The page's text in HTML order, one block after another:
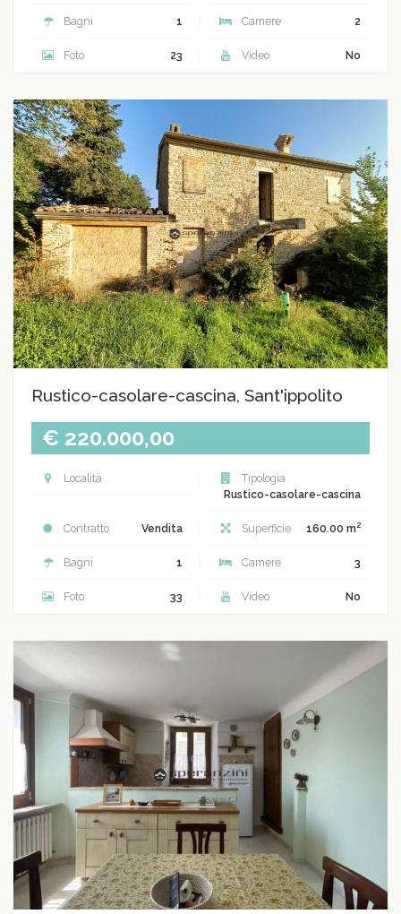
Bagni 1 Camere 2
Foto 23 Video No
Rustico-casolare-cascina, Sant'ippolito
€ 220.000,00
Località
Tipologia
Rustico-casolare-cascina
Contratto Vendita Superficie 160.00 m2
Bagni 1 Camere 3
Foto 33 Video No